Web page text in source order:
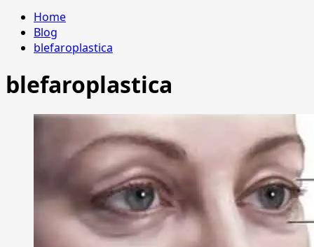
Home
Blog
blefaroplastica
blefaroplastica